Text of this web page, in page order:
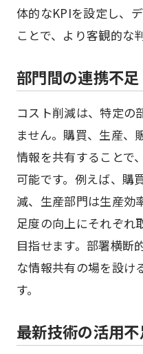
体的なKPIを設定し、
ことで、より客観的な
部門間の連携不足
コスト削減は、特定の
ません。購買、生産、
情報を共有することで
可能です。例えば、購
減、生産部門は生産効
足度の向上にそれぞれ
目指せます。部署横断
な情報共有の場を設け
す。
最新技術の活用不